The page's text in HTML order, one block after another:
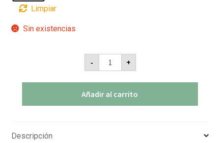
Limpiar
Sin existencias
-
Bolsitas
Té
cantidad
+
Añadir al carrito
Descripción